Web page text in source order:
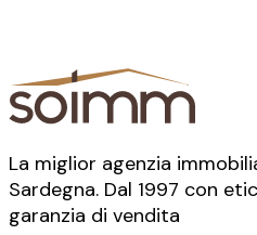
La miglior agenzia
Sardegna. Dal 1997 con
garanzia di vendita